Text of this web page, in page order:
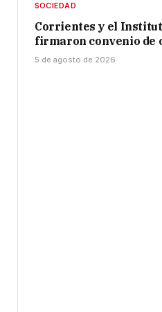
SOCIEDAD
Corrientes y el
firmaron convenio de
5 de agosto de 2026